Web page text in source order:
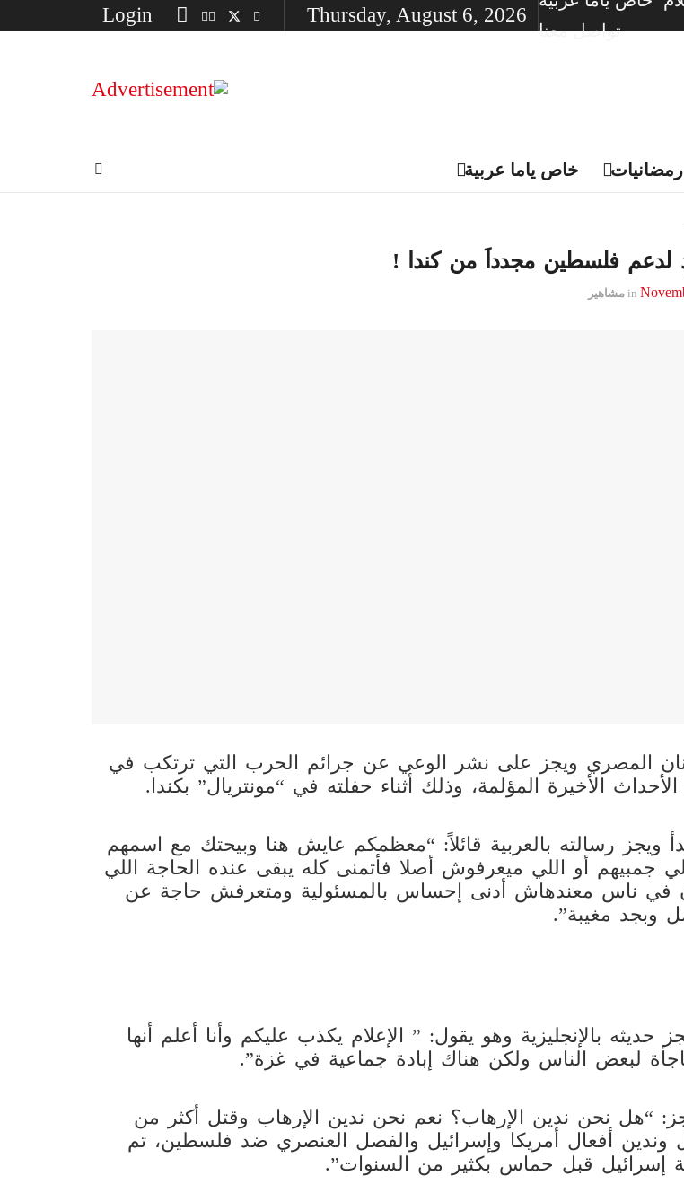
تواصل معنا
Thursday, August 6, 2026
خاص ياما عربية رمضانيات
لدعم فلسطين مجدداَ من كندا !
in مشاهير
المصري ويجز على نشر الوعي عن جرائم الحرب التي ترتكب في
الأخيرة المؤلمة، وذلك أثناء حفلته في “مونتريال” بكندا.
ويجز رسالته بالعربية قائلاً: “معظمكم عايش هنا وبيحتك مع اسمهم
جمبيهم أو اللي ميعرفوش أصلا فأتمنى كله يبقى عنده الحاجة اللي
في ناس معندهاش أدنى إحساس بالمسئولية ومتعرفش حاجة عن
وبجد مغيبة”.
حديثه بالإنجليزية وهو يقول: ” الإعلام يكذب عليكم وأنا أعلم أنها
لبعض الناس ولكن هناك إبادة جماعية في غزة”.
“هل نحن ندين الإرهاب؟ نعم نحن ندين الإرهاب وقتل أكثر من
طفل وندين أفعال أمريكا وإسرائيل والفصل العنصري ضد فلسطين، تم
إسرائيل قبل حماس بكثير من السنوات”.